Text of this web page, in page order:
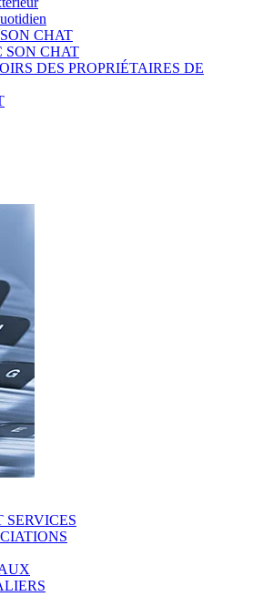
CHAT
SON CHAT
DES PROPRIÉTAIRES DE
SERVICES